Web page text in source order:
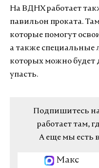
На ВДНХ работает
павильон проката.
которые помогут
а также специальные
которых можно будет
упасть.
Подпишитесь
работает там,
А еще мы есть в
Макс